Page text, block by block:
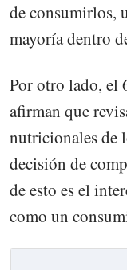
de consumirlos,
mayoría dentro
Por otro lado, el
afirman que
nutricionales de
decisión de
de esto es el
como un